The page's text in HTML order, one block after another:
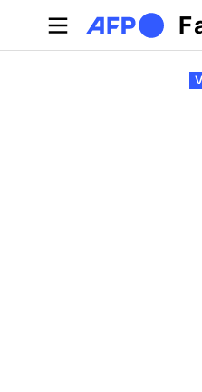
Skočiť na hlavný obsah
Primárne